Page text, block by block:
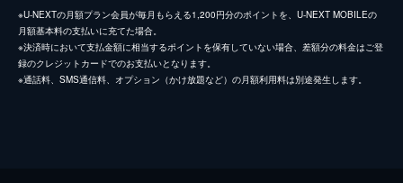
※U-NEXTの月額プラン会員が毎月もらえる1,200円分のポイントを、U-NEXT MOBILEの
月額基本料の支払いに充てた場合。
※決済時において支払金額に相当するポイントを保有していない場合、差額分の料金はご登
録のクレジットカードでのお支払いとなります。
※通話料、SMS通信料、オプション（かけ放題など）の月額利用料は別途発生します。